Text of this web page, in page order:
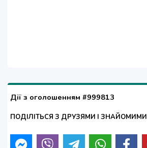
Дії з оголошенням #999813
ПОДІЛІТЬСЯ З ДРУЗЯМИ І ЗНАЙОМИМИ